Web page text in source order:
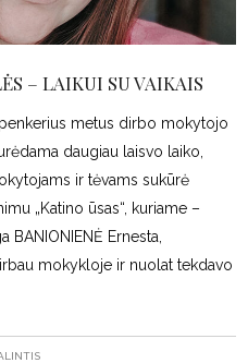
– LAIKUI SU VAIKAIS
metus dirbo mokytojo
daugiau laisvo laiko,
ir tėvams sukūrė
„Katino ūsas“, kuriame –
Ernesta,
mokykloje ir nuolat tekdavo